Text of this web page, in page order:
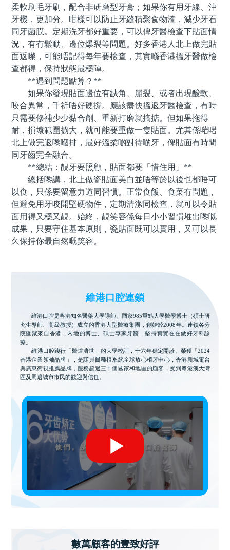
柔軟刷毛牙刷，配合非研磨型牙膏；如果你有用牙線、沖
牙機，更加分。咁樣可以防止牙縫積聚食物渣，減少牙石
同牙菌膜。定期洗牙都好重要，可以俾牙醫檢查下貼面情
況，有冇鬆動、邊位爆裂等問題。好多香港人北上做完貼
面返嚟，可能唔記得每年要檢查，其實喺香港搵牙醫做檢
查都得，保持狀態最穩陣。
**遇到問題點算？**
如果你發現貼面邊位有缺角、崩裂、或者出現酸軟、
咬合異常，千祈唔好硬撐。應該盡快搵返牙醫檢查，有時
只需要修補少少黏合劑、重新打磨就搞掂。但如果拖得
耐，損壞範圍擴大，就可能要重做一隻貼面。尤其係啱啱
北上做完返嚟嗰排，最好溫柔啲對待啲牙，俾貼面有時間
同牙齒完全融合。
**總結：靚牙要照顧，貼面都要「惜住用」**
總括嚟講，北上做瓷貼面美白並唔等於以後乜都唔可
以食，只係要留意力道同習慣。正常食飯、食菜冇問題，
但避免用牙咬開堅硬物件，定期清潔同檢查，就可以令貼
面用得又穩又靚。始終，靚笑容係每日小小習慣堆出嚟嘅
成果，只要守住基本原則，瓷貼面既可以實用，又可以長
久保持你最自然嘅笑容。
維港口腔連鎖
維港口腔是粵港知名醫藥大學導師、國家985重點大學醫學博士（碩士研
究生導師、高級教授）成立的香港大型醫療集團，創始於2008年。連鎖各分
院匯聚來自香港、內地的博士、碩士專家牙醫，堅持實實在在做好牙科診
療。
維港口腔踐行「醫道濟世」的大學校訓，十六年穩定開診。榮獲「2024
香港企業領袖品牌」，是諾貝爾種植系統全球放心植牙中心，香港新城電台
與廣東衛視推薦品牌，服務超過三十個國家和地區的顧客，受到粵港澳大灣
區及周邊城市市民的歡迎與信任。
數萬顧客的壹致好評